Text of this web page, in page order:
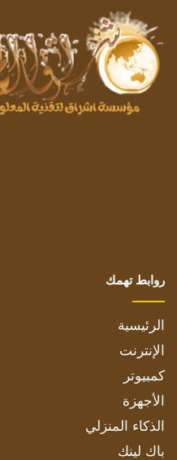
روابط تهمك
الرئيسية
الإنترنت
كمبيوتر
الأجهزة
الذكاء المنزلي
باك لينك